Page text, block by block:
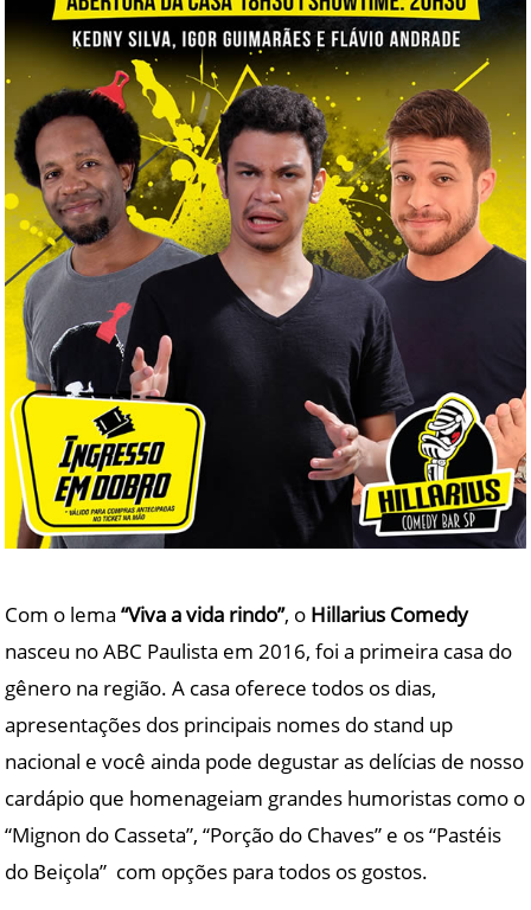
Com o lema“Viva a vida rindo”, o Hillarius Comedy
nasceu no ABC Paulista em 2016, foi a primeira casa do
gênero na região. A casa oferece todos os dias,
apresentações dos principais nomes do stand up
nacional e você ainda pode degustar as delícias de nosso
cardápio que homenageiam grandes humoristas como o
“Mignon do Casseta”, “Porção do Chaves” e os “Pastéis
do Beiçola” com opções para todos os gostos.